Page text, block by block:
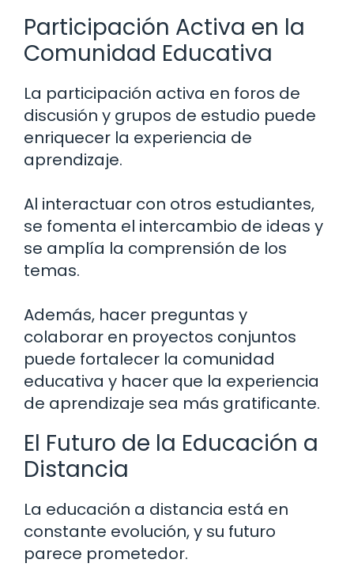
Participación Activa en la
Comunidad Educativa
La participación activa en foros de
discusión y grupos de estudio puede
enriquecer la experiencia de
aprendizaje.
Al interactuar con otros estudiantes,
se fomenta el intercambio de ideas y
se amplía la comprensión de los
temas.
Además, hacer preguntas y
colaborar en proyectos conjuntos
puede fortalecer la comunidad
educativa y hacer que la experiencia
de aprendizaje sea más gratificante.
El Futuro de la Educación a
Distancia
La educación a distancia está en
constante evolución, y su futuro
parece prometedor.